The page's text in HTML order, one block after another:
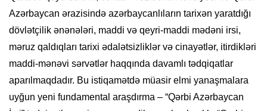
Azərbaycan ərazisində azərbaycanlıların tarixən yaratdığı
dövlətçilik ənənələri, maddi və qeyri-maddi mədəni irsi,
məruz qaldıqları tarixi ədalətsizliklər və cinayətlər, itirdikləri
maddi-mənəvi sərvətlər haqqında davamlı tədqiqatlar
aparılmaqdadır. Bu istiqamətdə müasir elmi yanaşmalara
uyğun yeni fundamental araşdırma – “Qərbi Azərbaycan